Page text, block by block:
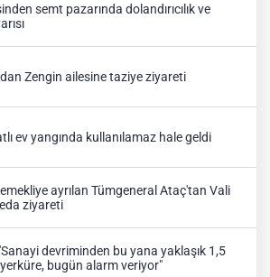
semt pazarında dolandırıcılık ve
Zengin ailesine taziye ziyareti
ev yangında kullanılamaz hale geldi
ayrılan Tümgeneral Ataç'tan Vali
ziyareti
devriminden bu yana yaklaşık 1,5
yerküre, bugün alarm veriyor"